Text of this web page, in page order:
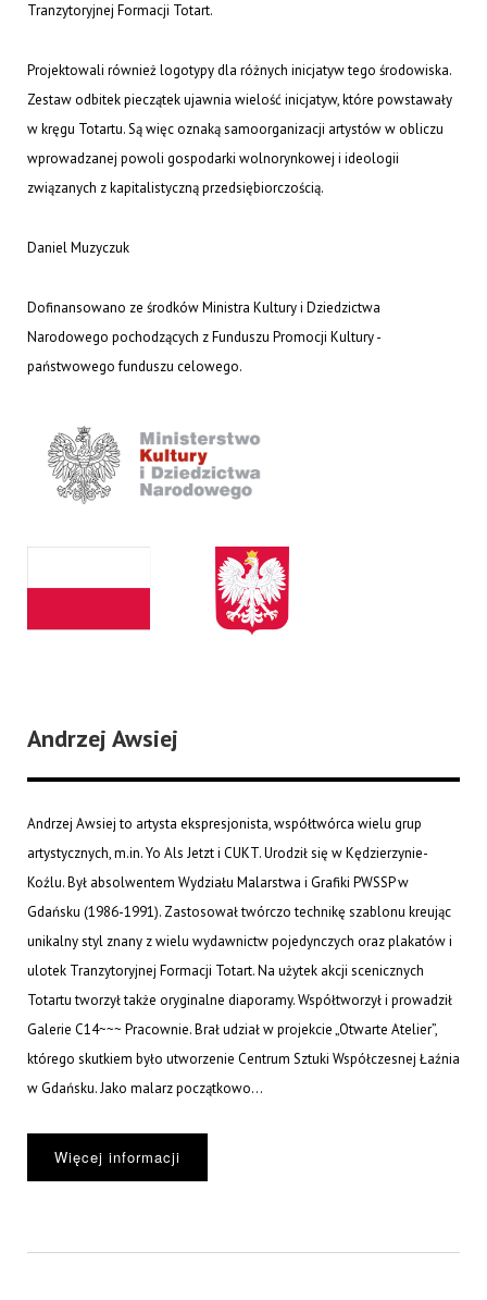
Tranzytoryjnej Formacji Totart.
Projektowali również logotypy dla różnych inicjatyw tego środowiska.
Zestaw odbitek pieczątek ujawnia wielość inicjatyw, które powstawały
w kręgu Totartu. Są więc oznaką samoorganizacji artystów w obliczu
wprowadzanej powoli gospodarki wolnorynkowej i ideologii
związanych z kapitalistyczną przedsiębiorczością.
Daniel Muzyczuk
Dofinansowano ze środków Ministra Kultury i Dziedzictwa
Narodowego pochodzących z Funduszu Promocji Kultury -
państwowego funduszu celowego.
Andrzej Awsiej
Andrzej Awsiej to artysta ekspresjonista, współtwórca wielu grup
artystycznych, m.in. Yo Als Jetzt i CUKT. Urodził się w Kędzierzynie-
Koźlu. Był absolwentem Wydziału Malarstwa i Grafiki PWSSP w
Gdańsku (1986-1991). Zastosował twórczo technikę szablonu kreując
unikalny styl znany z wielu wydawnictw pojedynczych oraz plakatów i
ulotek Tranzytoryjnej Formacji Totart. Na użytek akcji scenicznych
Totartu tworzył także oryginalne diaporamy. Współtworzył i prowadził
Galerie C14~~~ Pracownie. Brał udział w projekcie „Otwarte Atelier”,
którego skutkiem było utworzenie Centrum Sztuki Współczesnej Łaźnia
w Gdańsku. Jako malarz początkowo...
Więcej informacji